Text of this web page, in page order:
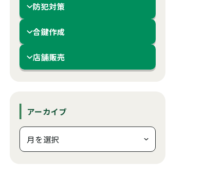
防犯対策
合鍵作成
店舗販売
アーカイブ